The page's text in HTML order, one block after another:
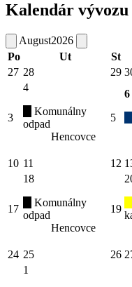
Kalendár vývozu
August2026
Po
Ut St
27 28 29
3
4
Komunálny
odpad
Hencovce
5
6
10 11 12
17
18
Komunálny
odpad
Hencovce
19
24 25 26
1